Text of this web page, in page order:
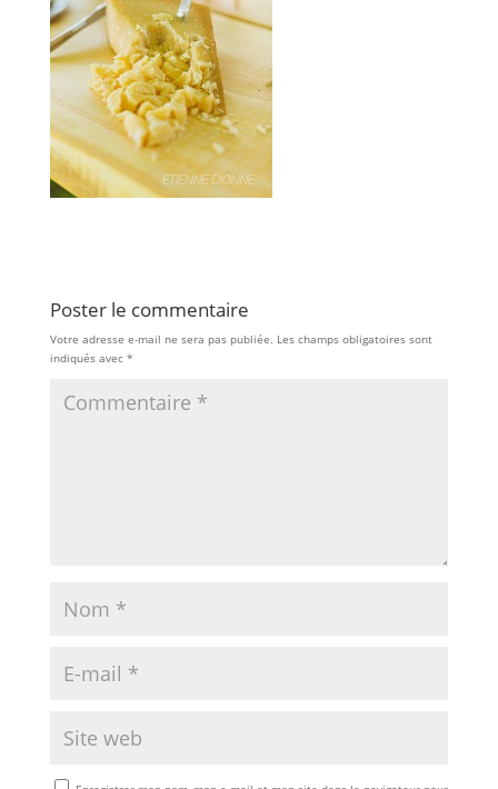
Poster le commentaire
Votre adresse e-mail ne sera pas publiée. Les champs obligatoires sont
indiqués avec *